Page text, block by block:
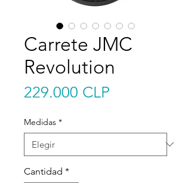
Carrete JMC
Revolution
229.000 CLP
Medidas *
Cantidad *